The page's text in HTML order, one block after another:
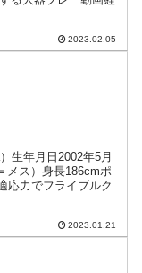
2023.02.05
生年月日2002年5月
メス）身長186cmポ
応力でフライブルク
2023.01.21